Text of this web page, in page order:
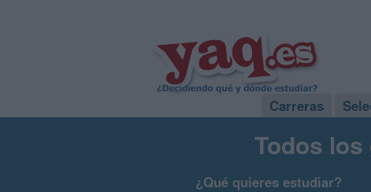
Carreras
Todos
¿Qué quieres estudiar?